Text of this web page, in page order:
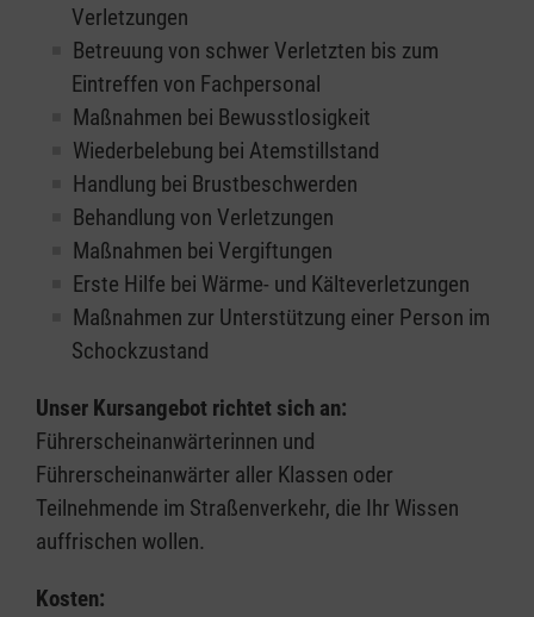
Verletzungen
Betreuung von schwer Verletzten bis zum
Eintreffen von Fachpersonal
Maßnahmen bei Bewusstlosigkeit
Wiederbelebung bei Atemstillstand
Handlung bei Brustbeschwerden
Behandlung von Verletzungen
Maßnahmen bei Vergiftungen
Erste Hilfe bei Wärme- und Kälteverletzungen
Maßnahmen zur Unterstützung einer Person im
Schockzustand
Unser Kursangebot richtet sich an:
Führerscheinanwärterinnen und
Führerscheinanwärter aller Klassen oder
Teilnehmende im Straßenverkehr, die Ihr Wissen
auffrischen wollen.
Kosten: